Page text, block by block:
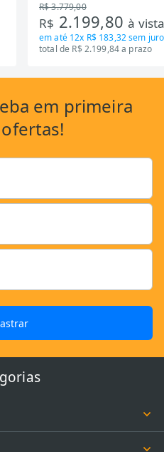
R$ 3.779,00
R$ 2.199,80à
em até 12x R$ 183,32sem
total de R$ 2.199,84 a prazo
em primeira